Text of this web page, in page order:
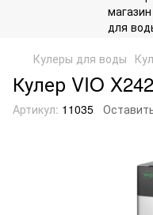
Кулеры для воды
Кулер VIO
Артикул: 11035